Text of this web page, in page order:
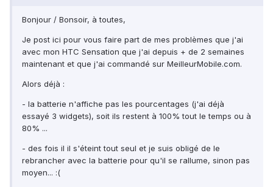
Bonjour / Bonsoir, à toutes,
Je post ici pour vous faire part de mes problèmes que j'ai
avec mon HTC Sensation que j'ai depuis + de 2 semaines
maintenant et que j'ai commandé sur MeilleurMobile.com.
Alors déjà :
- la batterie n'affiche pas les pourcentages (j'ai déjà
essayé 3 widgets), soit ils restent à 100% tout le temps ou à
80% ...
- des fois il il s'éteint tout seul et je suis obligé de le
rebrancher avec la batterie pour qu'il se rallume, sinon pas
moyen... :(